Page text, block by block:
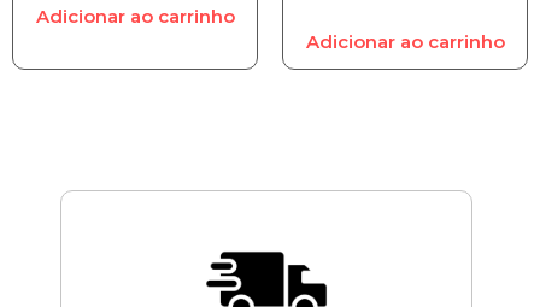
Adicionar ao carrinho
Adicionar ao carrinho